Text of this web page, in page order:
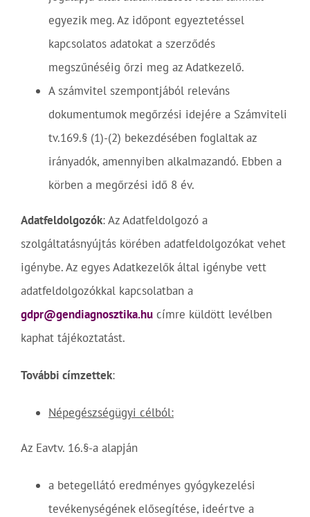
egyezik meg. Az időpont egyeztetéssel
kapcsolatos adatokat a szerződés
megszűnéséig őrzi meg az Adatkezelő.
A számvitel szempontjából releváns
dokumentumok megőrzési idejére a Számviteli
tv.169.§ (1)-(2) bekezdésében foglaltak az
irányadók, amennyiben alkalmazandó. Ebben a
körben a megőrzési idő 8 év.
Adatfeldolgozók: Az Adatfeldolgozó a
szolgáltatásnyújtás körében adatfeldolgozókat vehet
igénybe. Az egyes Adatkezelők által igénybe vett
adatfeldolgozókkal kapcsolatban a
gdpr@gendiagnosztika.hu címre küldött levélben
kaphat tájékoztatást.
További címzettek:
Népegészségügyi célból:
Az Eavtv. 16.§-a alapján
a betegellátó eredményes gyógykezelési
tevékenységének elősegítése, ideértve a